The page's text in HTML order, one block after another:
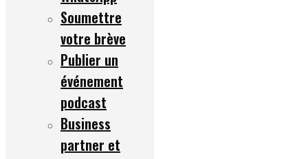
Soumettre
votre brève
Publier un
événement
podcast
Business
partner et